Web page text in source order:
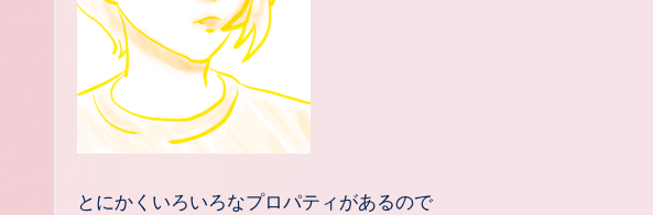
とにかくいろいろなプロパティがあるので